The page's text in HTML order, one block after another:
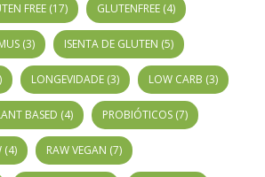
FREE (17) GLUTENFREE (4)
(3) ISENTA DE GLUTEN (5)
LONGEVIDADE (3) LOW CARB (3)
BASED (4) PROBIÓTICOS (7)
(4) RAW VEGAN (7)